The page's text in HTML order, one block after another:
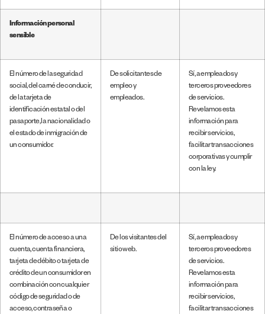
Información personal
sensible
El número de la seguridad
social, del carné de conducir,
de la tarjeta de
identificación estatal o del
pasaporte, la nacionalidad o
el estado de inmigración de
un consumidor.
De solicitantes de
empleo y
empleados.
Sí, a empleados y
terceros proveedores
de servicios.
Revelamos esta
información para
recibir servicios,
facilitar transacciones
corporativas y cumplir
con la ley.
El número de acceso a una
cuenta, cuenta financiera,
tarjeta de débito o tarjeta de
crédito de un consumidor en
combinación con cualquier
código de seguridad o de
acceso, contraseña o
De los visitantes del
sitio web.
Sí, a empleados y
terceros proveedores
de servicios.
Revelamos esta
información para
recibir servicios,
facilitar transacciones